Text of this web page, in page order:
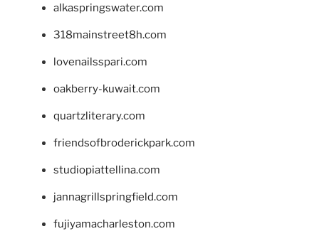
alkaspringswater.com
318mainstreet8h.com
lovenailsspari.com
oakberry-kuwait.com
quartzliterary.com
friendsofbroderickpark.com
studiopiattellina.com
jannagrillspringfield.com
fujiyamacharleston.com